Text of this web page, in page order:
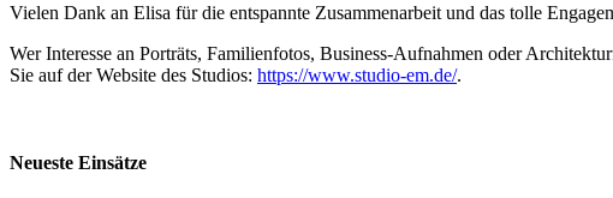
Vielen Dank an Elisa für die entspannte Zusammenarbeit und das tolle
Wer Interesse an Porträts, Familienfotos, Business-Aufnahmen oder
Sie auf der Website des Studios: https://www.studio-em.de/.
Neueste Einsätze